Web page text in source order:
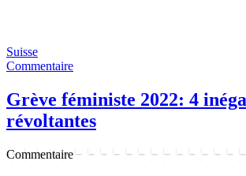
Suisse
Commentaire
Grève féministe 2022: 4
révoltantes
Commentaire